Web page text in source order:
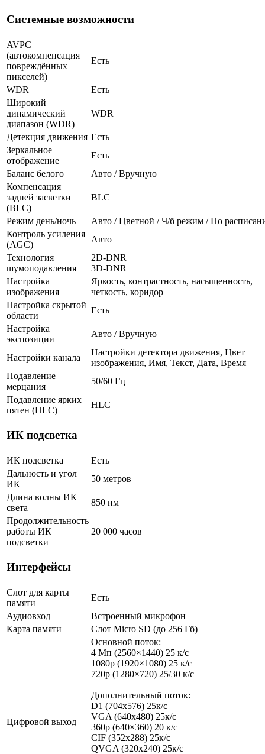
Системные возможности
AVPC
(автокомпенсация
повреждённых
пикселей)
Есть
WDR
Есть
Широкий
динамический
диапазон (WDR)
WDR
Детекция движения Есть
Зеркальное
отображение
Есть
Баланс белого
Авто / Вручную
Компенсация
задней засветки
(BLC)
BLC
Режим день/ночь
Авто / Цветной / Ч/б режим / По
Контроль усиления
(AGC)
Авто
Технология
шумоподавления
2D-DNR
3D-DNR
Настройка
изображения
Яркость, контрастность, насыщенность,
четкость, коридор
Настройка скрытой
области
Есть
Настройка
экспозиции
Авто / Вручную
Настройки канала
Настройки детектора движения, Цвет
изображения, Имя, Текст, Дата, Время
Подавление
мерцания
50/60 Гц
Подавление ярких
пятен (HLC)
HLC
ИК подсветка
ИК подсветка
Есть
Дальность и угол
ИК
50 метров
Длина волны ИК
света
850 нм
Продолжительность
работы ИК
подсветки
20 000 часов
Интерфейсы
Слот для карты
памяти
Есть
Аудиовход
Встроенный микрофон
Карта памяти
Слот Micro SD (до 256 Гб)
Цифровой выход
Основной поток:
4 Мп (2560×1440) 25 к/с
1080p (1920×1080) 25 к/с
720p (1280×720) 25/30 к/с
Дополнительный поток:
D1 (704x576) 25к/с
VGA (640x480) 25к/с
360p (640×360) 20 к/с
CIF (352x288) 25к/с
QVGA (320х240) 25к/с